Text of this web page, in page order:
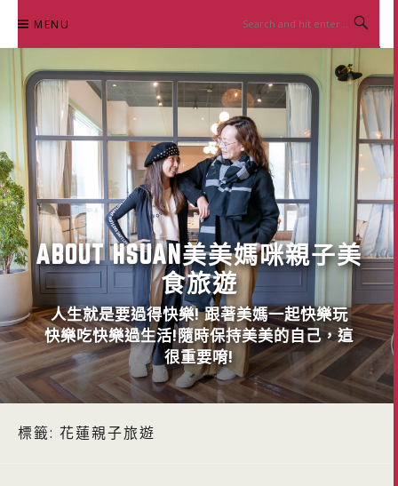
content
MENU
ABOUT HSUAN美美媽咪親子美
食旅遊
人生就是要過得快樂! 跟著美媽一起快樂玩
快樂吃快樂過生活!隨時保持美美的自己，這
很重要唷!
標籤: 花蓮親子旅遊